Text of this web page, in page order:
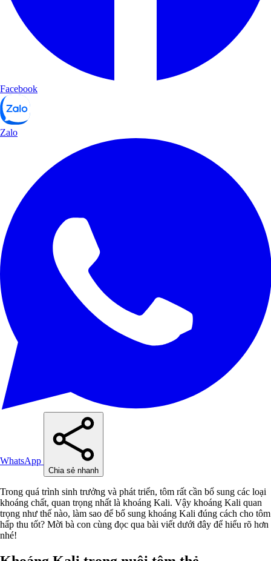
Facebook
Zalo
WhatsApp
Chia sẻ nhanh
Trong quá trình sinh trưởng và phát triển, tôm rất cần bổ sung các loại
khoáng chất, quan trọng nhất là khoáng Kali. Vậy khoáng Kali quan
trọng như thế nào, làm sao để bổ sung khoáng Kali đúng cách cho tôm
hấp thu tốt? Mời bà con cùng đọc qua bài viết dưới đây để hiểu rõ hơn
nhé!